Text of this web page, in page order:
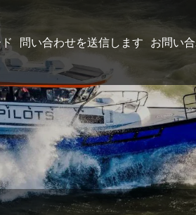
問い合わせを送信します お問い